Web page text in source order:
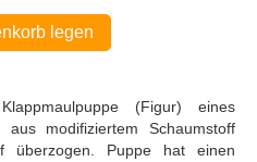
legen
(Figur) eines
modifiziertem Schaumstoff
überzogen. Puppe hat einen